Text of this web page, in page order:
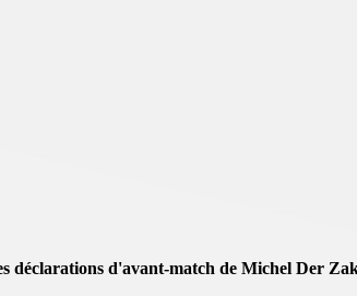
déclarations d'avant-match de Michel Der